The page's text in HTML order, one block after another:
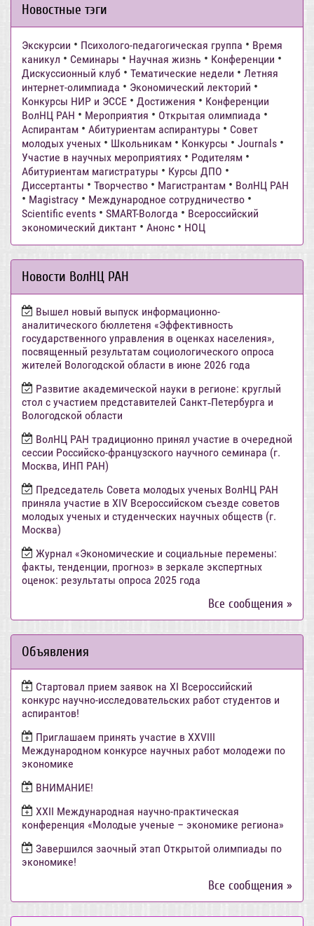
Новостные тэги
Экскурсии • Психолого-педагогическая группа • Время
каникул • Семинары • Научная жизнь • Конференции •
Дискуссионный клуб • Тематические недели • Летняя
интернет-олимпиада • Экономический лекторий •
Конкурсы НИР и ЭССЕ • Достижения • Конференции
ВолНЦ РАН • Мероприятия • Открытая олимпиада •
Аспирантам • Абитуриентам аспирантуры • Совет
молодых ученых • Школьникам • Конкурсы • Journals •
Участие в научных мероприятиях • Родителям •
Абитуриентам магистратуры • Курсы ДПО •
Диссертанты • Творчество • Магистрантам • ВолНЦ РАН
• Magistracy • Международное сотрудничество •
Scientific events • SMART-Вологда • Всероссийский
экономический диктант • Анонс • НОЦ
Новости ВолНЦ РАН
Вышел новый выпуск информационно-
аналитического бюллетеня «Эффективность
государственного управления в оценках населения»,
посвященный результатам социологического опроса
жителей Вологодской области в июне 2026 года
Развитие академической науки в регионе: круглый
стол с участием представителей Санкт‑Петербурга и
Вологодской области
ВолНЦ РАН традиционно принял участие в очередной
сессии Российско-французского научного семинара (г.
Москва, ИНП РАН)
Председатель Совета молодых ученых ВолНЦ РАН
приняла участие в XIV Всероссийском съезде советов
молодых ученых и студенческих научных обществ (г.
Москва)
Журнал «Экономические и социальные перемены:
факты, тенденции, прогноз» в зеркале экспертных
оценок: результаты опроса 2025 года
Все сообщения »
Объявления
Стартовал прием заявок на XI Всероссийский
конкурс научно-исследовательских работ студентов и
аспирантов!
Приглашаем принять участие в XXVIII
Международном конкурсе научных работ молодежи по
экономике
ВНИМАНИЕ!
ХХII Международная научно-практическая
конференция «Молодые ученые – экономике региона»
Завершился заочный этап Открытой олимпиады по
экономике!
Все сообщения »